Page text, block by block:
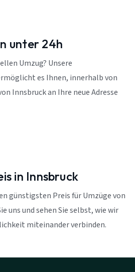
unter 24h
Umzug? Unsere
es Ihnen, innerhalb von
Innsbruck an Ihre neue Adresse
in Innsbruck
günstigsten Preis für Umzüge von
uns und sehen Sie selbst, wie wir
miteinander verbinden.